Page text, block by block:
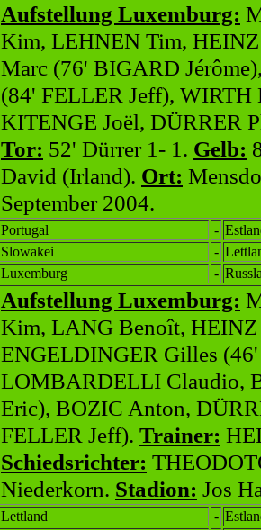
Aufstellung Luxemburg:
Kim, LEHNEN Tim,
Marc (76' BIGARD
(84' FELLER Jeff), WIRTH
KITENGE Joël, DÜRRER
Tor: 52' Dürrer 1- 1. Gelb:
David (Irland). Ort:
September 2004.
Portugal -
Slowakei
-
Luxemburg
-
Aufstellung Luxemburg:
Kim, LANG Benoît,
ENGELDINGER Gilles
LOMBARDELLI Claudio,
Eric), BOZIC Anton,
FELLER Jeff). Trainer:
Schiedsrichter:
Niederkorn. Stadion: Jos
Lettland -